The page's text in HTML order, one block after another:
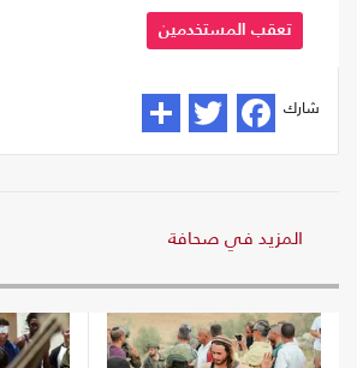
تعقب المستخدمين
شارك
المزيد في صحافة